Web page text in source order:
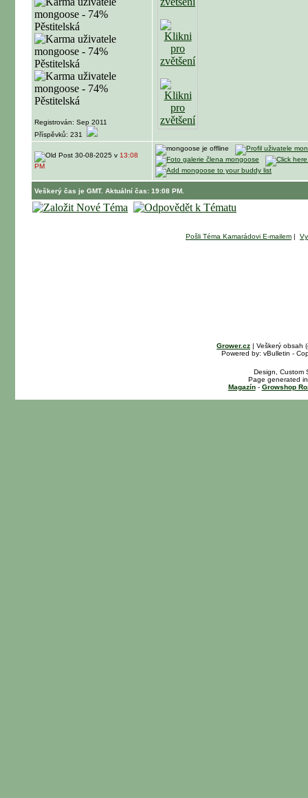
Registrován: Sep 2011
Příspěvků: 231
30-08-2025 v 13:08
PM
Veškerý čas je GMT. Aktuální čas: 19:08 PM.
Pošli Téma Kamarádovi E-mailem |
Grower.cz | Veškerý obsah
Powered by: vBulletin -
Design, Custom
Page generated
Magazín- Growshop